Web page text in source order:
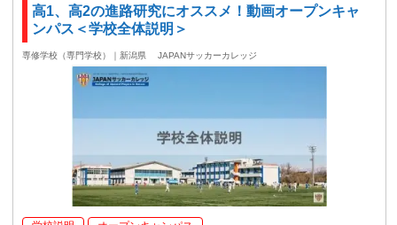
高1、高2の進路研究にオススメ！動画オープンキャ
ンパス＜学校全体説明＞
専修学校（専門学校）｜新潟県 JAPANサッカーカレッジ